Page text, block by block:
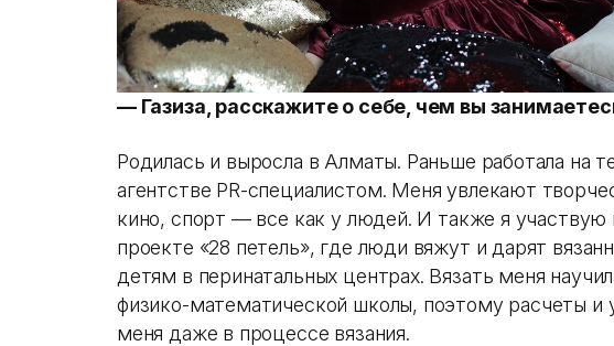
— Газиза, расскажите о себе, чем вы
Родилась и выросла в Алматы. Раньше работала на
агентстве PR-специалистом. Меня увлекают
кино, спорт — все как у людей. И также я участвую
проекте «28 петель», где люди вяжут и дарят
детям в перинатальных центрах. Вязать меня
физико-математической школы, поэтому расчеты и
меня даже в процессе вязания.